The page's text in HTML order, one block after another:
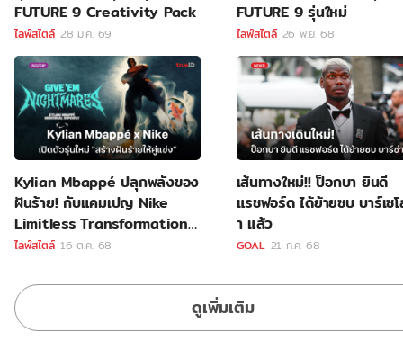
FUTURE 9 Creativity Pack
ไลฟ์สไตล์ 28 ม.ค. 69
FUTURE 9 รุ่นใหม่
ไลฟ์สไตล์ 26 พ.ย. 68
Kylian Mbappé ปลุกพลังของ
ฝันร้าย! กับแคมเปญ Nike
Limitless Transformation
PE รุ่นใหม่ล่าสุด
ไลฟ์สไตล์ 16 ต.ค. 68
เส้นทางใหม่!! ป็อกบา ยินดี
แรชฟอร์ด ได้ย้ายซบ บาร์เซ
า แล้ว
GOAL 21 ก.ค. 68
ดูเพิ่มเติม